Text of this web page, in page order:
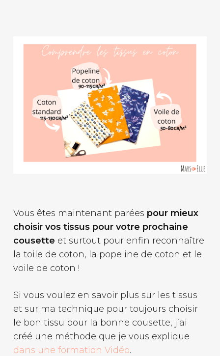
Vous êtes maintenant parées pour mieux
choisir vos tissus pour votre prochaine
cousette et surtout pour enfin reconnaître
la toile de coton, la popeline de coton et le
voile de coton !
Si vous voulez en savoir plus sur les tissus
et sur ma technique pour toujours choisir
le bon tissu pour la bonne cousette, j’ai
créé une méthode que je vous explique
dans une formation Vidéo.